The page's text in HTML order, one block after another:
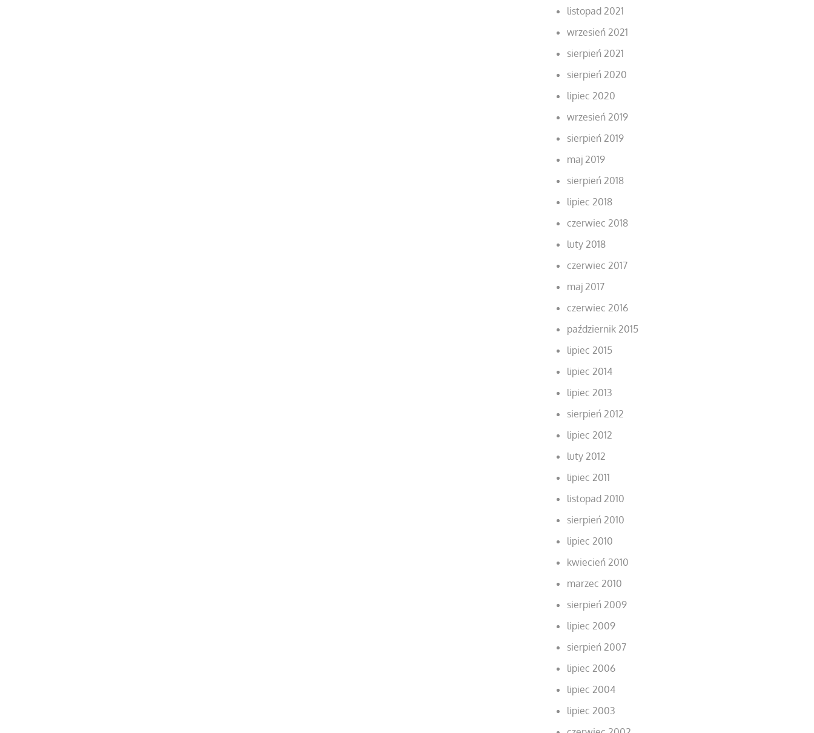
listopad 2021
wrzesień 2021
sierpień 2021
sierpień 2020
lipiec 2020
wrzesień 2019
sierpień 2019
maj 2019
sierpień 2018
lipiec 2018
czerwiec 2018
luty 2018
czerwiec 2017
maj 2017
czerwiec 2016
październik 2015
lipiec 2015
lipiec 2014
lipiec 2013
sierpień 2012
lipiec 2012
luty 2012
lipiec 2011
listopad 2010
sierpień 2010
lipiec 2010
kwiecień 2010
marzec 2010
sierpień 2009
lipiec 2009
sierpień 2007
lipiec 2006
lipiec 2004
lipiec 2003